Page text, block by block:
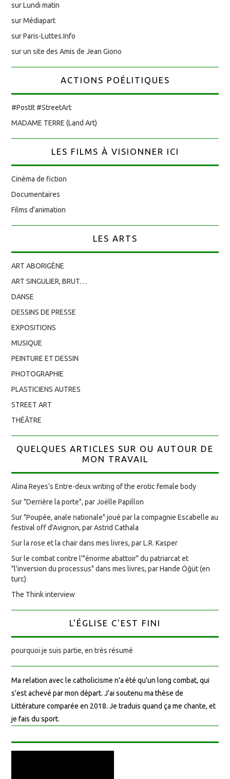
sur Lundi matin
sur Médiapart
sur Paris-Luttes.Info
sur un site des Amis de Jean Giono
ACTIONS POÉLITIQUES
#PostIt #StreetArt
MADAME TERRE (Land Art)
LES FILMS À VISIONNER ICI
Cinéma de fiction
Documentaires
Films d'animation
LES ARTS
ART ABORIGÈNE
ART SINGULIER, BRUT…
DANSE
DESSINS DE PRESSE
EXPOSITIONS
MUSIQUE
PEINTURE ET DESSIN
PHOTOGRAPHIE
PLASTICIENS AUTRES
STREET ART
THÉÂTRE
QUELQUES ARTICLES SUR OU AUTOUR DE
MON TRAVAIL
Alina Reyes’s Entre-deux writing of the erotic female body
Sur "Derrière la porte", par Joëlle Papillon
Sur "Poupée, anale nationale" joué par la compagnie Escabelle au
festival off d'Avignon, par Astrid Cathala
Sur la rose et la chair dans mes livres, par L.R. Kasper
Sur le combat contre l'"énorme abattoir" du patriarcat et
"l'inversion du processus" dans mes livres, par Hande Öğüt (en
turc)
The Think interview
L'ÉGLISE C'EST FINI
pourquoi je suis partie, en très résumé
Ma relation avec le catholicisme n'a été qu'un long combat, qui
s'est achevé par mon départ. J'ai soutenu ma thèse de
Littérature comparée en 2018. Je traduis quand ça me chante, et
je fais du sport.